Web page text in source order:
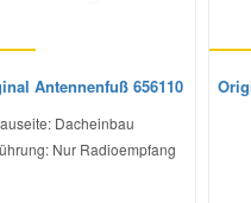
Antennenfuß 656110
Dacheinbau
Nur Radioempfang